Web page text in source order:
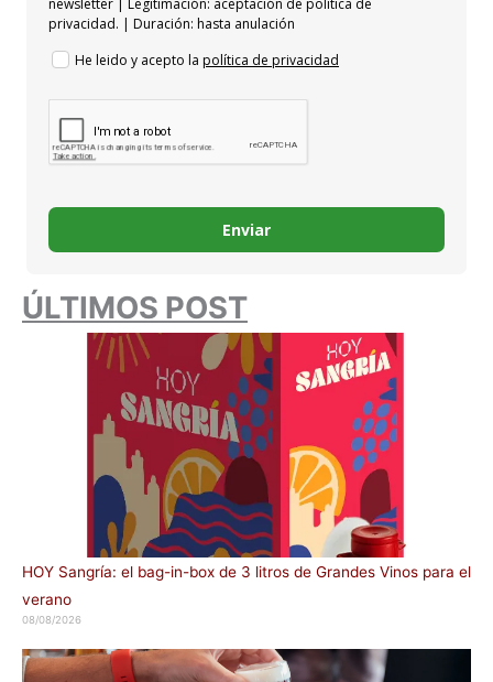
privacidad. | Duración: hasta anulación
He leido y acepto la política de privacidad
Enviar
ÚLTIMOS POST
HOY Sangría: el bag-in-box de 3 litros de Grandes Vinos para el
verano
08/08/2026